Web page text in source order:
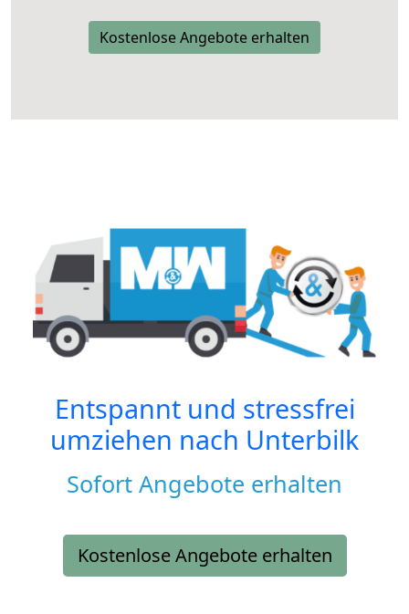
Kostenlose Angebote erhalten
Entspannt und stressfrei
umziehen nach Unterbilk
Sofort Angebote erhalten
Kostenlose Angebote erhalten